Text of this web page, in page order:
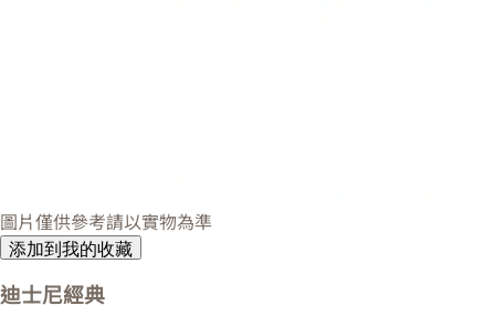
圖片僅供參考請以實物為準
添加到我的收藏
迪士尼經典